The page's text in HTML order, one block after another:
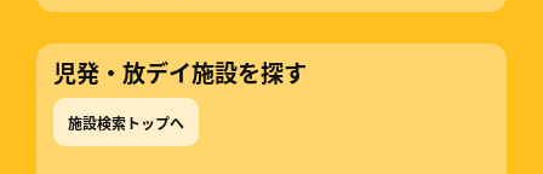
児発・放デイ施設を探す
施設検索トップへ